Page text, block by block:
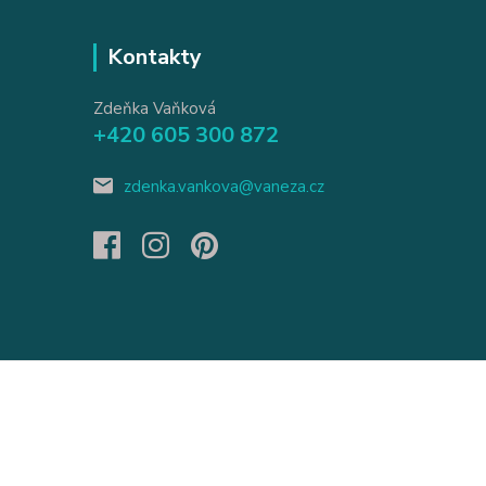
Kontakty
Zdeňka Vaňková
+420 605 300 872
zdenka.vankova@vaneza.cz